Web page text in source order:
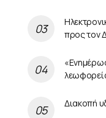
προς τον
Διακοπή